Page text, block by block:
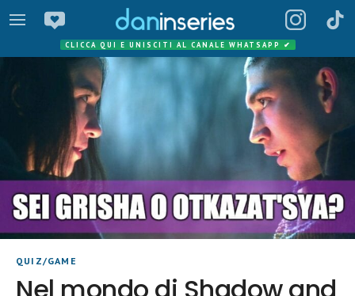
CLICCA QUI E UNISCITI AL CANALE WHATSAPP ✔
QUIZ/GAME